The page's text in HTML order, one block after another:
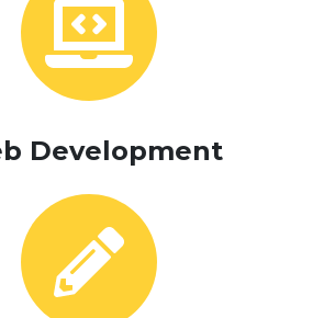
Development